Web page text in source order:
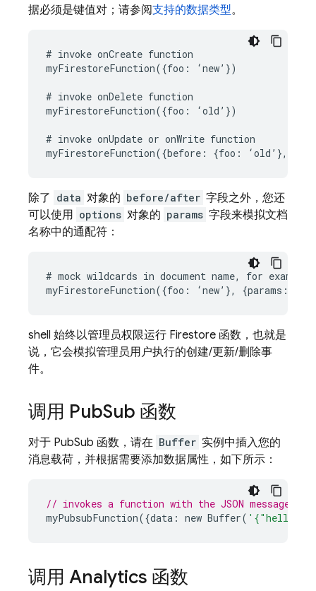
据必须是键值对；请参阅支持的数据类型。
# invoke onCreate function
myFirestoreFunction({foo: ‘new’})
# invoke onDelete function
myFirestoreFunction({foo: ‘old’})
# invoke onUpdate or onWrite function
除了 data 对象的 before/after 字段之外，您还
可以使用 options 对象的 params 字段来模拟文档
名称中的通配符：
# mock wildcards in document name, for
shell 始终以管理员权限运行 Firestore 函数，也就是
说，它会模拟管理员用户执行的创建/更新/删除事
件。
调用 PubSub 函数
对于 PubSub 函数，请在 Buffer 实例中插入您的
消息载荷，并根据需要添加数据属性，如下所示：
// invokes a function with the JSON
myPubsubFunction({data : new Buffer(
调用 Analytics 函数